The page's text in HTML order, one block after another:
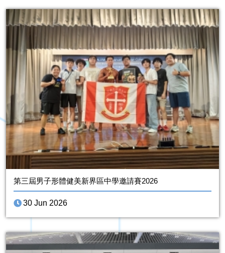
第三屆男子形體健美新界區中學邀請賽2026
30 Jun 2026